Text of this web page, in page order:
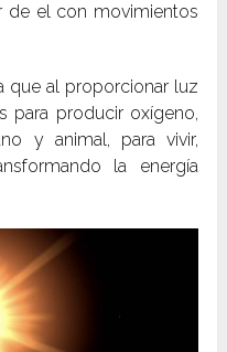
de el con movimientos
que al proporcionar luz
para producir oxígeno,
y animal, para vivir,
la energía